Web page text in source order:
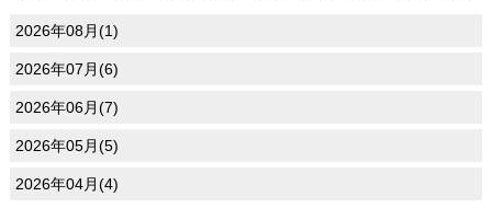
2026年08月(1)
2026年07月(6)
2026年06月(7)
2026年05月(5)
2026年04月(4)